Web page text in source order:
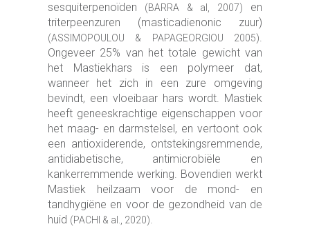
sesquiterpenoïden
(BARRA & al, 2007)
en
triterpeenzuren (masticadienonic zuur)
(ASSIMOPOULOU & PAPAGEORGIOU 2005).
Ongeveer 25% van het totale gewicht van
het Mastiekhars is een polymeer dat,
wanneer het zich in een zure omgeving
bevindt, een vloeibaar hars wordt. Mastiek
heeft geneeskrachtige eigenschappen voor
het maag- en darmstelsel, en vertoont ook
een antioxiderende, ontstekingsremmende,
antidiabetische, antimicrobiële en
kankerremmende werking. Bovendien werkt
Mastiek heilzaam voor de mond- en
tandhygiëne en voor de gezondheid van de
huid (PACHI & al., 2020).